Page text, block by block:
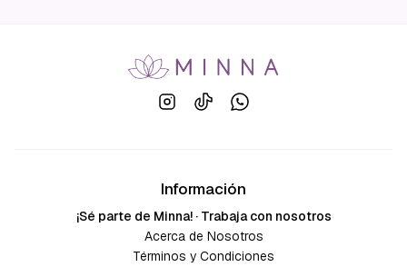
Información
¡Sé parte de Minna! · Trabaja con nosotros
Acerca de Nosotros
Términos y Condiciones